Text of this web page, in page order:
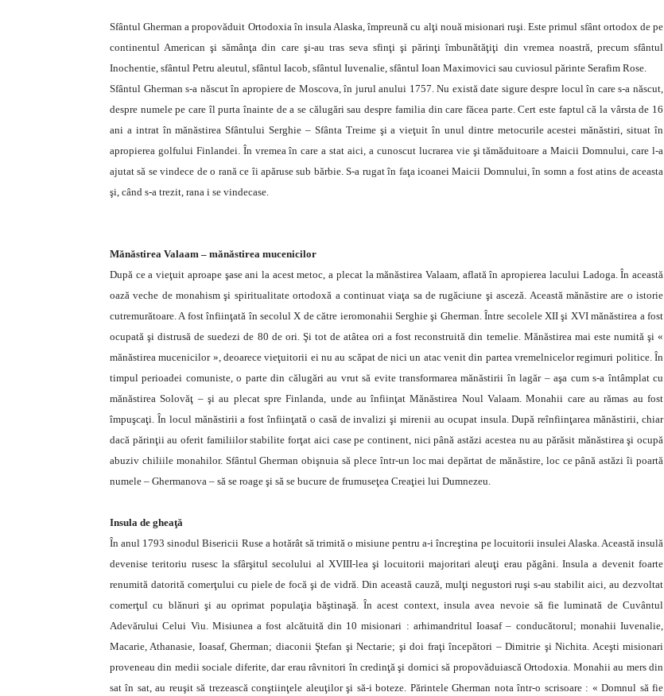
Sfântul Gherman a propovăduit Ortodoxia în insula Alaska, împreună cu alţi nouă misionari ruşi. Este primul sfânt ortodox de pe
continentul American şi sămânţa din care şi-au tras seva sfinţi şi părinţi îmbunătăţiţi din vremea noastră, precum sfântul
Inochentie, sfântul Petru aleutul, sfântul Iacob, sfântul Iuvenalie, sfântul Ioan Maximovici sau cuviosul părinte Serafim Rose.
Sfântul Gherman s-a născut în apropiere de Moscova, în jurul anului 1757. Nu există date sigure despre locul în care s-a născut,
despre numele pe care îl purta înainte de a se călugări sau despre familia din care făcea parte. Cert este faptul că la vârsta de 16
ani a intrat în mănăstirea Sfântului Serghie – Sfânta Treime şi a vieţuit în unul dintre metocurile acestei mănăstiri, situat în
apropierea golfului Finlandei. În vremea în care a stat aici, a cunoscut lucrarea vie şi tămăduitoare a Maicii Domnului, care l-a
ajutat să se vindece de o rană ce îi apăruse sub bărbie. S-a rugat în faţa icoanei Maicii Domnului, în somn a fost atins de aceasta
şi, când s-a trezit, rana i se vindecase.
Mănăstirea Valaam – mănăstirea mucenicilor
După ce a vieţuit aproape şase ani la acest metoc, a plecat la mănăstirea Valaam, aflată în apropierea lacului Ladoga. În această
oază veche de monahism şi spiritualitate ortodoxă a continuat viaţa sa de rugăciune şi asceză. Această mănăstire are o istorie
cutremurătoare. A fost înfiinţată în secolul X de către ieromonahii Serghie şi Gherman. Între secolele XII şi XVI mănăstirea a fost
ocupată şi distrusă de suedezi de 80 de ori. Şi tot de atâtea ori a fost reconstruită din temelie. Mănăstirea mai este numită şi «
mănăstirea mucenicilor », deoarece vieţuitorii ei nu au scăpat de nici un atac venit din partea vremelnicelor regimuri politice. În
timpul perioadei comuniste, o parte din călugări au vrut să evite transformarea mănăstirii în lagăr – aşa cum s-a întâmplat cu
mănăstirea Solovăţ – şi au plecat spre Finlanda, unde au înfiinţat Mănăstirea Noul Valaam. Monahii care au rămas au fost
împuşcaţi. În locul mănăstirii a fost înfiinţată o casă de invalizi şi mirenii au ocupat insula. După reînfiinţarea mănăstirii, chiar
dacă părinţii au oferit familiilor stabilite forţat aici case pe continent, nici până astăzi acestea nu au părăsit mănăstirea şi ocupă
abuziv chiliile monahilor. Sfântul Gherman obişnuia să plece într-un loc mai depărtat de mănăstire, loc ce până astăzi îi poartă
numele – Ghermanova – să se roage şi să se bucure de frumuseţea Creaţiei lui Dumnezeu.
Insula de gheaţă
În anul 1793 sinodul Bisericii Ruse a hotărât să trimită o misiune pentru a-i încreştina pe locuitorii insulei Alaska. Această insulă
devenise teritoriu rusesc la sfârşitul secolului al XVIII-lea şi locuitorii majoritari aleuţi erau păgâni. Insula a devenit foarte
renumită datorită comerţului cu piele de focă şi de vidră. Din această cauză, mulţi negustori ruşi s-au stabilit aici, au dezvoltat
comerţul cu blănuri şi au oprimat populaţia băştinaşă. În acest context, insula avea nevoie să fie luminată de Cuvântul
Adevărului Celui Viu. Misiunea a fost alcătuită din 10 misionari : arhimandritul Ioasaf – conducătorul; monahii Iuvenalie,
Macarie, Athanasie, Ioasaf, Gherman; diaconii Ştefan şi Nectarie; şi doi fraţi începători – Dimitrie şi Nichita. Aceşti misionari
proveneau din medii sociale diferite, dar erau râvnitori în credinţă şi dornici să propovăduiască Ortodoxia. Monahii au mers din
sat în sat, au reuşit să trezească conştiinţele aleuţilor şi să-i boteze. Părintele Gherman nota într-o scrisoare : « Domnul să fie